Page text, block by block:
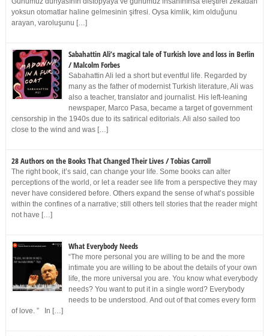
yoksun otomatlar haline gelmesinin şifresi. Oysa kimlik, kim olduğunu
arayan, varoluşunu […]
Sabahattin Ali’s magical tale of Turkish love and loss in Berlin
/ Malcolm Forbes
Sabahattin Ali led a short but eventful life. Regarded by
many as the father of modernist Turkish literature, Ali was
also a teacher, translator and journalist. His left-leaning
newspaper, Marco Pasa, became a target of government
censorship in the 1940s due to its satirical editorials. Ali also sailed too
close to the wind and was […]
28 Authors on the Books That Changed Their Lives / Tobias Carroll
The right book, it’s said, can change your life. Some books can alter
perceptions of the world, or let a reader see life from a perspective they may
never have considered before. Others expand the sense of what’s possible
within the confines of a narrative; still others tell stories that the reader might
not have […]
What Everybody Needs
“The more personal you are willing to be and the more
intimate you are willing to be about the details of your own
life, the more universal you are. You know what everybody
needs? You want to put it in a single word? Everybody
needs to be understood. And out of that comes every form
of love. ” In […]